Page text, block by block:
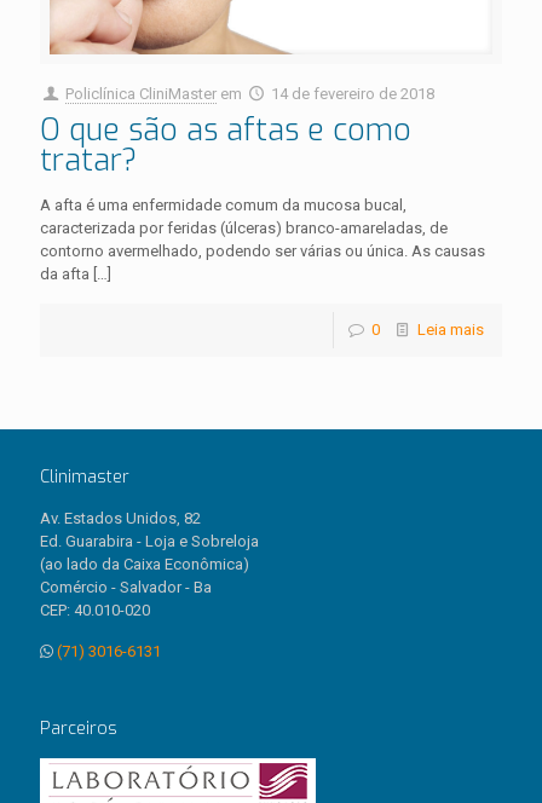
Policlínica CliniMaster em 14 de fevereiro de 2018
O que são as aftas e como
tratar?
A afta é uma enfermidade comum da mucosa bucal,
caracterizada por feridas (úlceras) branco-amareladas, de
contorno avermelhado, podendo ser várias ou única. As causas
da afta
0 Leia mais
Clinimaster
Av. Estados Unidos, 82
Ed. Guarabira - Loja e Sobreloja
(ao lado da Caixa Econômica)
Comércio - Salvador - Ba
CEP: 40.010-020
(71) 3016-6131
Parceiros